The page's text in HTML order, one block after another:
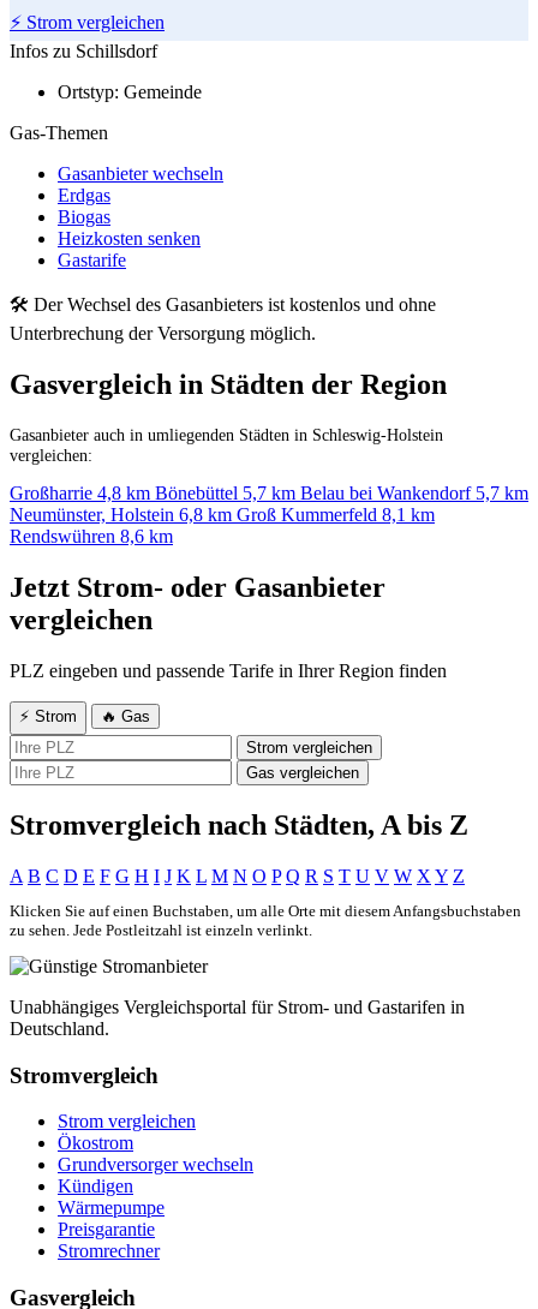
⚡ Strom vergleichen
Infos zu Schillsdorf
Ortstyp: Gemeinde
Gas-Themen
Gasanbieter wechseln
Erdgas
Biogas
Heizkosten senken
Gastarife
🛠 Der Wechsel des Gasanbieters ist kostenlos und ohne
Unterbrechung der Versorgung möglich.
Gasvergleich in Städten der Region
Gasanbieter auch in umliegenden Städten in Schleswig-Holstein
vergleichen:
Großharrie 4,8 km Bönebüttel 5,7 km Belau bei Wankendorf 5,7 km
Neumünster, Holstein 6,8 km Groß Kummerfeld 8,1 km
Rendswühren 8,6 km
Jetzt Strom- oder Gasanbieter
vergleichen
PLZ eingeben und passende Tarife in Ihrer Region finden
⚡ Strom
🔥 Gas
Strom vergleichen
Gas vergleichen
Stromvergleich nach Städten, A bis Z
A B C D E F G H I J K L M N O P Q R S T U V W X Y Z
Klicken Sie auf einen Buchstaben, um alle Orte mit diesem Anfangsbuchstaben
zu sehen. Jede Postleitzahl ist einzeln verlinkt.
Unabhängiges Vergleichsportal für Strom- und Gastarifen in
Deutschland.
Stromvergleich
Strom vergleichen
Ökostrom
Grundversorger wechseln
Kündigen
Wärmepumpe
Preisgarantie
Stromrechner
Gasvergleich